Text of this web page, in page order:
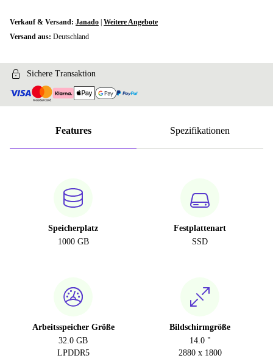
Verkauf & Versand: Janado Weitere Angebote
Versand aus: Deutschland
Sichere Transaktion
Features Spezifikationen
Speicherplatz
1000 GB
Festplattenart
SSD
Arbeitsspeicher Größe
32.0 GB
LPDDR5
Bildschirmgröße
14.0 "
2880 x 1800